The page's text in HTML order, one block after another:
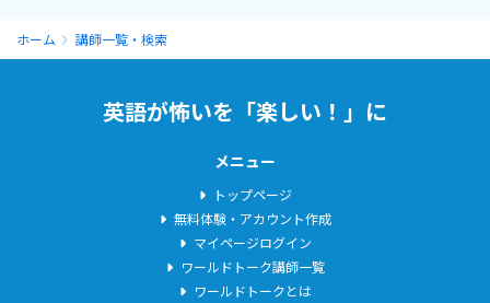
ホーム 講師一覧・検索
英語が怖いを「楽しい！」に
メニュー
トップページ
無料体験・アカウント作成
マイページログイン
ワールドトーク講師一覧
ワールドトークとは